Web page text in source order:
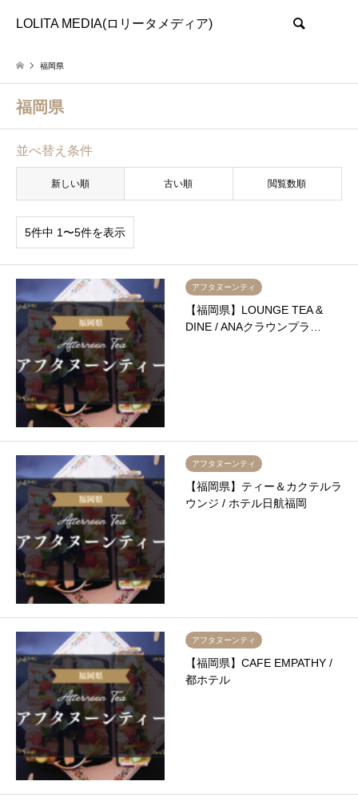
LOLITA MEDIA(ロリータメディア)
福岡県
福岡県
並べ替え条件
新しい順 古い順 閲覧数順
5件中 1〜5件を表示
アフタヌーンティ
【福岡県】LOUNGE TEA &
DINE / ANAクラウンプラ…
アフタヌーンティ
【福岡県】ティー＆カクテルラ
ウンジ / ホテル日航福岡
アフタヌーンティ
【福岡県】CAFE EMPATHY /
都ホテル